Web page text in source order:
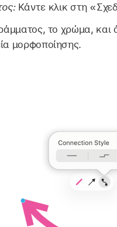
Κάντε κλικ στη
το χρώμα,
μορφοποίησης.